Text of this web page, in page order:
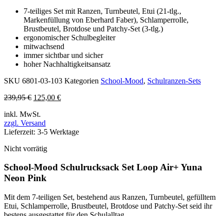
7-teiliges Set mit Ranzen, Turnbeutel, Etui (21-tlg.,
Markenfüllung von Eberhard Faber), Schlamperrolle,
Brustbeutel, Brotdose und Patchy-Set (3-tlg.)
ergonomischer Schulbegleiter
mitwachsend
immer sichtbar und sicher
hoher Nachhaltigkeitsansatz
SKU 6801-03-103 Kategorien School-Mood, Schulranzen-Sets
239,95€ Ursprünglicher
war:
239,95 €
125,00 €Aktueller
inkl. MwSt.
zzgl. Versand
Lieferzeit: 3-5 Werktage
Nicht vorrätig
School-Mood Schulrucksack Set Loop Air+ Yuna
Neon Pink
Mit dem 7-teiligen Set, bestehend aus Ranzen, Turnbeutel, gefülltem
Etui, Schlamperrolle, Brustbeutel, Brotdose und Patchy-Set seid ihr